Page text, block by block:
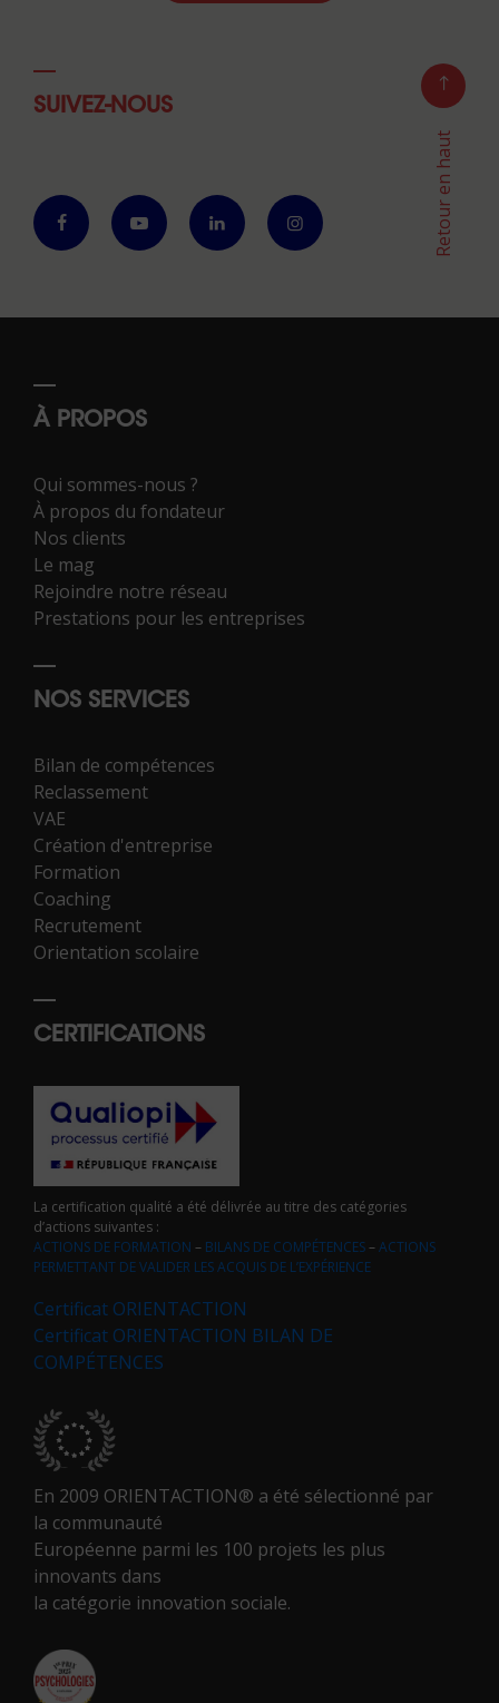
SUIVEZ-NOUS
Retour en haut
À PROPOS
Qui sommes-nous ?
À propos du fondateur
Nos clients
Le mag
Rejoindre notre réseau
Prestations pour les entreprises
NOS SERVICES
Bilan de compétences
Reclassement
VAE
Création d'entreprise
Formation
Coaching
Recrutement
Orientation scolaire
CERTIFICATIONS
La certification qualité a été délivrée au titre des catégories
d’actions suivantes :
ACTIONS DE FORMATION – BILANS DE COMPÉTENCES–ACTIONS
PERMETTANT DE VALIDER LES ACQUIS DE L’EXPÉRIENCE
Certificat ORIENTACTION
Certificat ORIENTACTION BILAN DE
COMPÉTENCES
En 2009 ORIENTACTION® a été sélectionné par
la communauté
Européenne parmi les 100 projets les plus
innovants dans
la catégorie innovation sociale.